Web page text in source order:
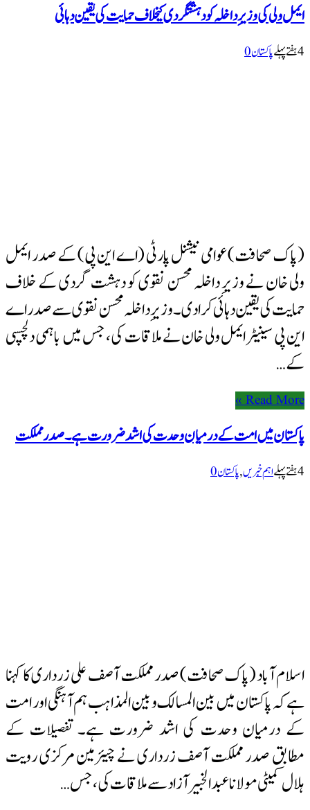
ایمل ولی کی وزیرِ داخلہ کو دہشتگردی کیخلاف حمایت کی یقین دہائی
4 ہفتےپہلے پاکستان0
(پاک صحافت) عوامی نیشنل پارٹی (اے این پی) کے صدر ایمل
ولی خان نے وزیرِ داخلہ محسن نقوی کو دہشت گردی کے خلاف
حمایت کی یقین دہائی کرا دی۔ وزیرِ داخلہ محسن نقوی سے صدر اے
این پی سینیٹر ایمل ولی خان نے ملاقات کی، جس میں باہمی دلچسپی
کے …
Read More »
پاکستان میں امت کے درمیان وحدت کی اشد ضرورت ہے۔ صدر مملکت
4 ہفتےپہلے اہم خبریں,پاکستان0
اسلام آباد (پاک صحافت) صدر مملکت آصف علی زرداری کا کہنا
ہے کہ پاکستان میں بین المسالک و بین المذاہب ہم آہنگی اور امت
کے درمیان وحدت کی اشد ضرورت ہے۔ تفصیلات کے
مطابق صدر مملکت آصف زرداری نے چیئرمین مرکزی رویت
ہلال کمیٹی مولانا عبدالخبیر آزاد سے ملاقات کی، جس …